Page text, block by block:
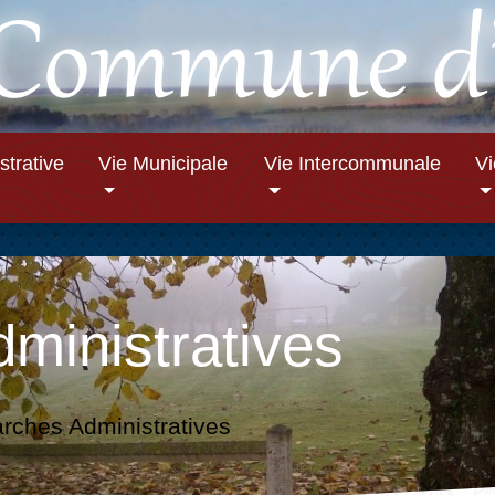
Vie Municipale Vie Intercommunale
Administratives